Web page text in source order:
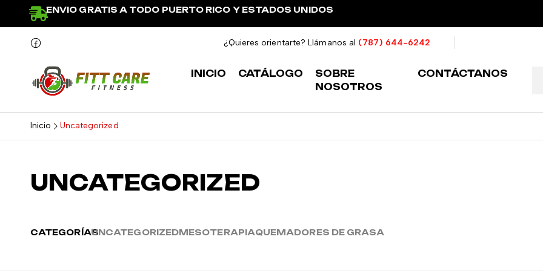
ENVIO GRATIS A TODO PUERTO RICO Y ESTADOS UNIDOS
¿Quieres orientarte? Llámanos al (787) 644-6242
INICIO CATÁLOGO
SOBRE
NOSOTROS
CONTÁCTANOS
Inicio Uncategorized
UNCATEGORIZED
CATEGORÍASUNCATEGORIZEDMESOTERAPIAQUEMADORES DE GRASA